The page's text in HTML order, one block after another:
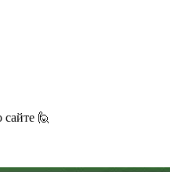
🙋